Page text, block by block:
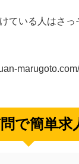
ている人はさっ
で簡単求